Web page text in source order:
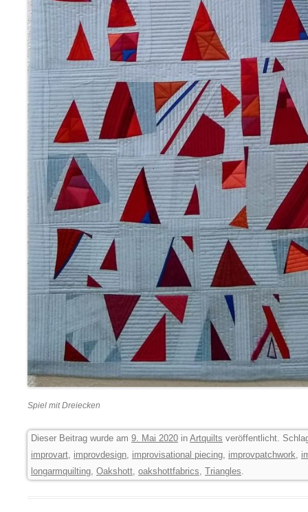
Spiel mit Dreiecken
Dieser Beitrag wurde am 9. Mai 2020 in Artquilts veröffentlicht.
improvart, improvdesign, improvisational piecing, improvpatchwork,
longarmquilting, Oakshott, oakshottfabrics, Triangles.